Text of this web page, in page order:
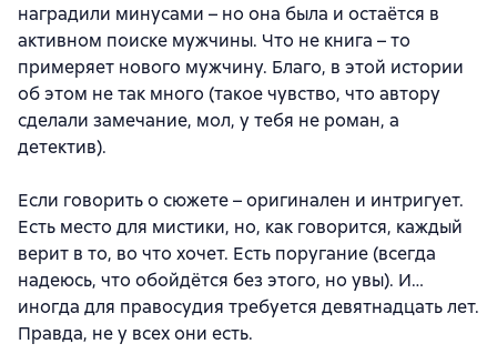
наградили минусами – но она была и остаётся в
активном поиске мужчины. Что не книга – то
примеряет нового мужчину. Благо, в этой истории
об этом не так много (такое чувство, что автору
сделали замечание, мол, у тебя не роман, а
детектив).
Если говорить о сюжете – оригинален и интригует.
Есть место для мистики, но, как говорится, каждый
верит в то, во что хочет. Есть поругание (всегда
надеюсь, что обойдётся без этого, но увы). И…
иногда для правосудия требуется девятнадцать лет.
Правда, не у всех они есть.